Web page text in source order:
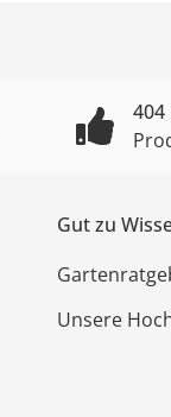
404
Gut zu
Unsere